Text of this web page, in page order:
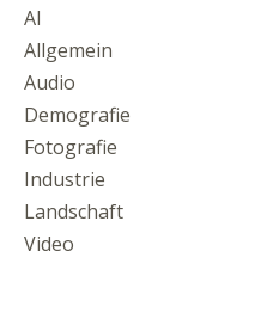
AI
Allgemein
Audio
Demografie
Fotografie
Industrie
Landschaft
Video